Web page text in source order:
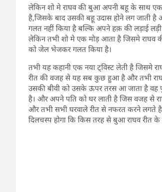
लेकिन शो मे राघव की बुआ अपनी बहू के साथ
है,जिसके बाद उसकी बहू उदास होने लग जाती
गलत नहीं किया है बल्कि अपने हक़ की लड़ाई लड़ी
लेकिन तभी शो मे एक मोड़ आता है जिसमे
को जेल भेजकर गलत किया है।
तभी यह कहानी एक नया ट्विस्ट लेती है जिसमे
रीत की वजह से यह सब कुछ हुआ है और तभी
उसकी बीवी को उसके ऊपर तरस आ जाता है वह
है। और अपने पति को घर लाती है जिस वजह से
और तभी सभी घरवाले रीत से नफरत करने लगते है
दिलचस्प होगा कि किस तरह से बुआ राघव रीत